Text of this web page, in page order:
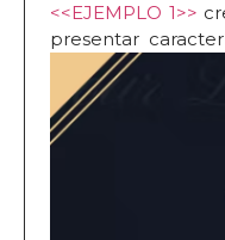
<<EJEMPLO 1>>
presentar